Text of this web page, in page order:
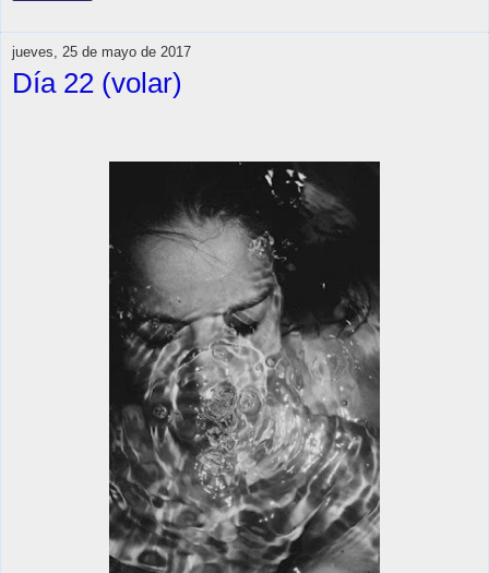
jueves, 25 de mayo de 2017
Día 22 (volar)